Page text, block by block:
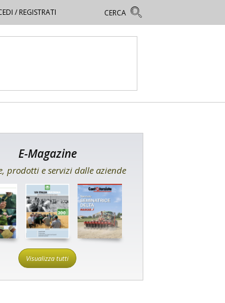
/ REGISTRATI
E-Magazine
prodotti e servizi dalle aziende
Visualizza tutti